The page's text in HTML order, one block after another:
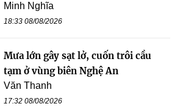
Minh Nghĩa
18:33 08/08/2026
Mưa lớn gây sạt lở, cuốn trôi cầu
tạm ở vùng biên Nghệ An
Văn Thanh
17:32 08/08/2026